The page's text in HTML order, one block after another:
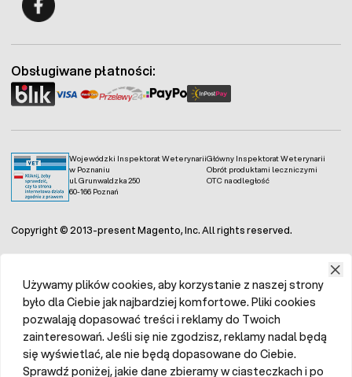
Wojewódzki Inspektorat Weterynarii
w Poznaniu
ul. Grunwaldzka 250
60-166 Poznań
Główny Inspektorat Weterynarii
Obrót produktami leczniczymi
OTC na odległość
Obsługiwane płatności:
Copyright © 2013-present Magento, Inc. All rights reserved.
Używamy plików cookies, aby korzystanie z naszej strony
było dla Ciebie jak najbardziej komfortowe. Pliki cookies
pozwalają dopasować treści i reklamy do Twoich
zainteresowań. Jeśli się nie zgodzisz, reklamy nadal będą
się wyświetlać, ale nie będą dopasowane do Ciebie.
Sprawdź poniżej, jakie dane zbieramy w ciasteczkach i po